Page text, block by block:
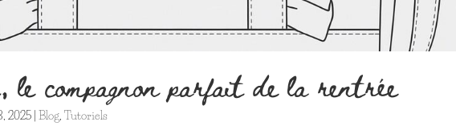
compagnon parfait de la rentrée
2025 |Blog,Tutoriels